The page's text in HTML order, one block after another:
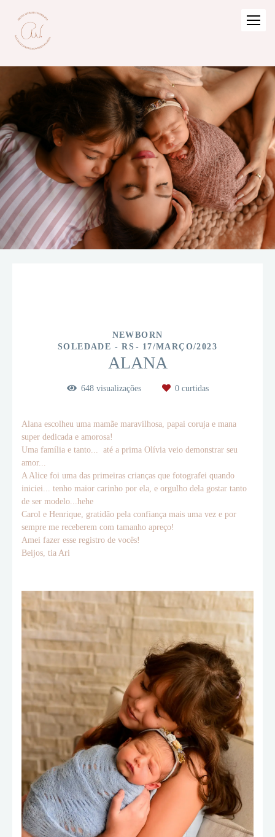
NEWBORN
SOLEDADE - RS
17/MARÇO/2023
ALANA
648visualizações 0curtidas
Alana escolheu uma mamãe maravilhosa, papai coruja e mana
super dedicada e amorosa!
Uma família e tanto... até a prima Olívia veio demonstrar seu
amor...
A Alice foi uma das primeiras crianças que fotografei quando
iniciei... tenho maior carinho por ela, e orgulho dela gostar tanto
de ser modelo...hehe
Carol e Henrique, gratidão pela confiança mais uma vez e por
sempre me receberem com tamanho apreço!
Amei fazer esse registro de vocês!
Beijos, tia Ari